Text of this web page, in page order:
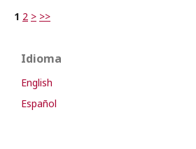
1 2 > >>
Idioma
English
Español